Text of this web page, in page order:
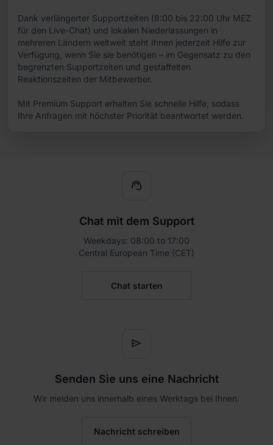
Dank verlängerter Supportzeiten (8:00 bis 22:00 Uhr MEZ
für den Live-Chat) und lokalen Niederlassungen in
mehreren Ländern weltweit steht Ihnen jederzeit Hilfe zur
Verfügung, wenn Sie sie benötigen – im Gegensatz zu den
begrenzten Supportzeiten und gestaffelten
Reaktionszeiten der Mitbewerber.
Mit Premium Support erhalten Sie schnelle Hilfe, sodass
Ihre Anfragen mit höchster Priorität beantwortet werden.
support_agent
Chat mit dem Support
Weekdays: 08:00 to 17:00
Central European Time (CET)
Chat starten
send
Senden Sie uns eine Nachricht
Wir melden uns innerhalb eines Werktags bei Ihnen.
Nachricht schreiben